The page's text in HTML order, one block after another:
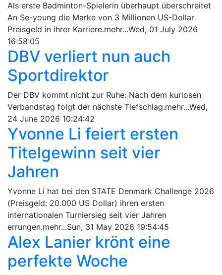
Als erste Badminton-Spielerin überhaupt überschreitet
An Se-young die Marke von 3 Millionen US-Dollar
Preisgeld in ihrer Karriere.mehr...Wed, 01 July 2026
16:58:05
DBV verliert nun auch
Sportdirektor
Der DBV kommt nicht zur Ruhe: Nach dem kuriosen
Verbandstag folgt der nächste Tiefschlag.mehr...Wed,
24 June 2026 10:24:42
Yvonne Li feiert ersten
Titelgewinn seit vier
Jahren
Yvonne Li hat bei den STATE Denmark Challenge 2026
(Preisgeld: 20.000 US Dollar) ihren ersten
internationalen Turniersieg seit vier Jahren
errungen.mehr...Sun, 31 May 2026 19:54:45
Alex Lanier krönt eine
perfekte Woche